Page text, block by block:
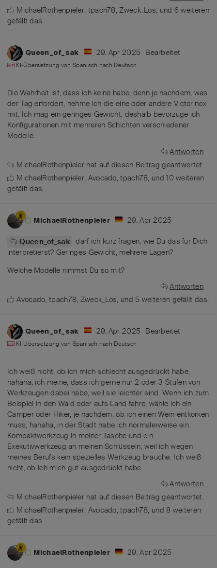
MichaelRothenpieler, tpach78,Zweck_Los, und 6 weiteren
gefällt das.
Queen_of_sak 29. Apr 2025 Bearbeitet
KI-Übersetzung vonSpanisch nach Deutsch
Die Wahrheit ist, dass ich keine habe, denn je nachdem, was
der Tag erfordert, nehme ich die eine oder andere Victorinox
mit. Ich mag ein geringes Gewicht, deshalb bevorzuge ich
Konfigurationen mit mehreren Schichten verschiedener
Modelle.
Antworten
MichaelRothenpieler hat auf diesen Beitrag geantwortet.
MichaelRothenpieler, Avocado,tpach78, und10 weiteren
gefällt das.
MichaelRothenpieler 29. Apr 2025
Queen_of_sak
darf ich kurz fragen, wie Du das für Dich
interpretierst? Geringes Gewicht, mehrere Lagen?
Welche Modelle nimmst Du so mit?
Antworten
Avocado,tpach78, Zweck_Los, und 5 weiteren gefällt das.
Queen_of_sak 29. Apr 2025 Bearbeitet
KI-Übersetzung vonSpanisch nach Deutsch
Ich weiß nicht, ob ich mich schlecht ausgedrückt habe,
hahaha, ich meine, dass ich gerne nur 2 oder 3 Stufen von
Werkzeugen dabei habe, weil sie leichter sind. Wenn ich zum
Beispiel in den Wald oder aufs Land fahre, wähle ich ein
Camper oder Hiker, je nachdem, ob ich einen Wein entkorken
muss, hahaha, in der Stadt habe ich normalerweise ein
Kompaktwerkzeug in meiner Tasche und ein
Exekutivwerkzeug an meinen Schlüsseln, weil ich wegen
meines Berufs kein spezielles Werkzeug brauche. Ich weiß
nicht, ob ich mich gut ausgedrückt habe...
Antworten
MichaelRothenpieler hat auf diesen Beitrag geantwortet.
MichaelRothenpieler, Avocado,tpach78, und8 weiteren
gefällt das.
MichaelRothenpieler 29. Apr 2025